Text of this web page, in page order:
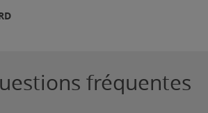
fréquentes